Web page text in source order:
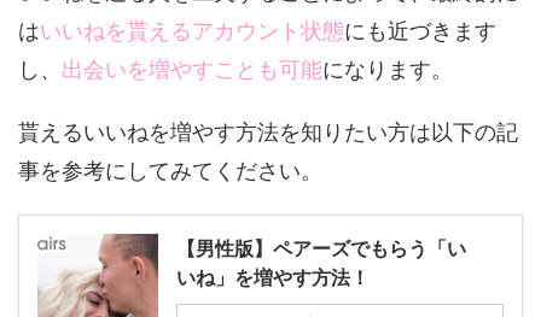
はいいねを貰えるアカウント状態にも近づきます
し、 出会いを増やすことも可能になります。
貰えるいいねを増やす方法を知りたい方は以下の記
事を参考にしてみてください。
【男性版】ペアーズでもらう「い
いね」を増やす方法！